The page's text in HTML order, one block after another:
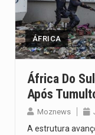
ÁFRICA
África Do
Após
Moznews
A estrutura